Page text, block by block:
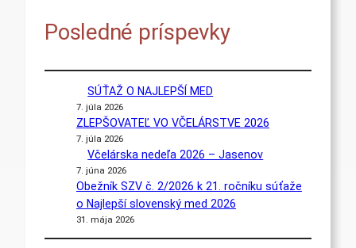
Posledné príspevky
SÚŤAŽ O NAJLEPŠÍ MED
7. júla 2026
ZLEPŠOVATEĽ VO VČELÁRSTVE 2026
7. júla 2026
Včelárska nedeľa 2026 – Jasenov
7. júna 2026
Obežník SZV č. 2/2026 k 21. ročníku súťaže
o Najlepší slovenský med 2026
31. mája 2026